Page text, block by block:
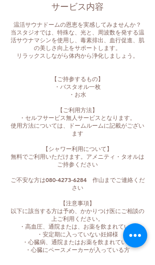
サービス内容
温活サウナドームの恩恵を実感してみませんか？
当スタジオでは、特殊な、光と、周波数を発する温
活サウナマシンを使用し、毒素排出、血行促進、肌
の美しさ向上をサポートします。
リラックスしながら体内から浄化しましょう。
【ご持参するもの】
・バスタオル一枚
・お水
【ご利用方法】
・セルフサービス無人サービスとなります。
使用方法については、ドームルームに記載がござい
ます
【シャワー利用について】
無料でご利用いただけます。アメニティ・タオルは
ご持参ください
ご不安な方は080-4273-6284 作山までご連絡くだ
さい
【注意事項】
以下に該当する方は予め、かかりつけ医にご相談の
上ご利用ください。
・高血圧、通院または、お薬を飲まれている
・安定期に入っていない妊婦様
・心臓病、通院またはお薬を飲まれている
・心臓にペースメーカーが入っている方